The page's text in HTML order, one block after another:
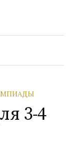
Найти:
3-4